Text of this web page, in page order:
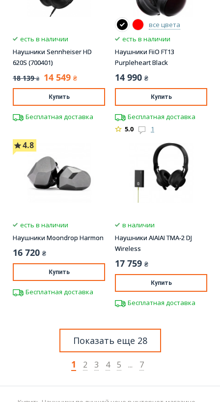
есть в наличии
Наушники Sennheiser HD
620S (700401)
18 139 ₴ 14 549 ₴
Купить
Бесплатная доставка
все цвета
есть в наличии
Наушники FiiO FT13
Purpleheart Black
14 990 ₴
Купить
Бесплатная доставка
5.0
1
4.8
есть в наличии
Наушники Moondrop Harmon
16 720 ₴
Купить
Бесплатная доставка
в наличии
Наушники AIAIAI TMA-2 DJ
Wireless
17 759 ₴
Купить
Бесплатная доставка
Показать еще 28
1
2 3 4 5 ... 7